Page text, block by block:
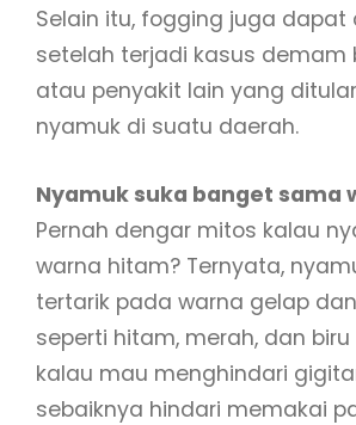
Selain itu, fogging juga dapat
setelah terjadi kasus demam
atau penyakit lain yang
nyamuk di suatu daerah.
Nyamuk suka banget sama
Pernah dengar mitos kalau
warna hitam? Ternyata,
tertarik pada warna gelap
seperti hitam, merah, dan biru
kalau mau menghindari
sebaiknya hindari memakai